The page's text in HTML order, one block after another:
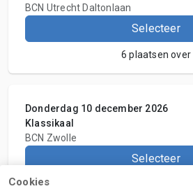
Cookies
BCN Utrecht Daltonlaan
Selecteer
6 plaatsen over
Donderdag 10 december 2026
Klassikaal
BCN Zwolle
Selecteer